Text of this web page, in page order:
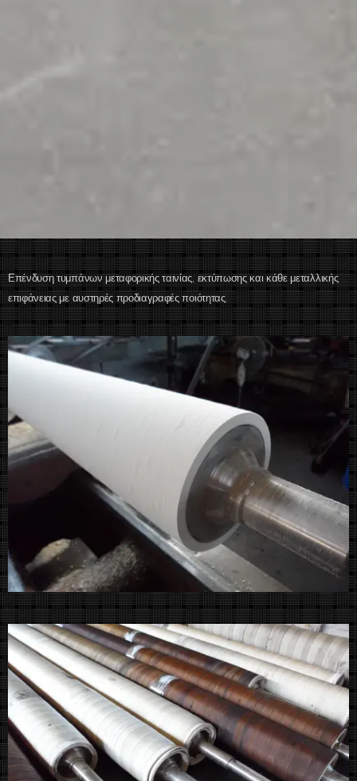
Επένδυση τυμπάνων μεταφορικής ταινίας, εκτύπωσης και κάθε μεταλλικής
επιφάνειας με αυστηρές προδιαγραφές ποιότητας.